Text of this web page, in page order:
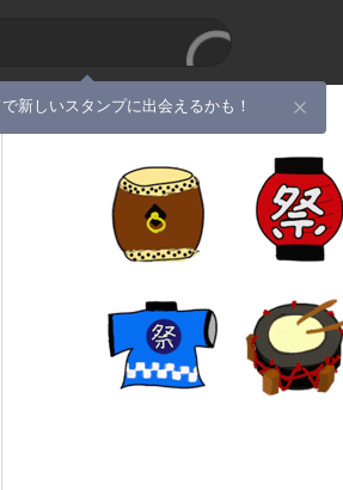
新しいスタンプに出会えるかも！